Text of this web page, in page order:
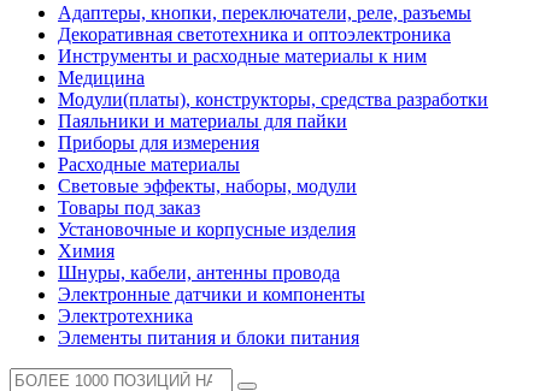
Адаптеры, кнопки, переключатели, реле, разъемы
Декоративная светотехника и оптоэлектроника
Инструменты и расходные материалы к ним
Медицина
Модули(платы), конструкторы, средства разработки
Паяльники и материалы для пайки
Приборы для измерения
Расходные материалы
Световые эффекты, наборы, модули
Товары под заказ
Установочные и корпусные изделия
Химия
Шнуры, кабели, антенны провода
Электронные датчики и компоненты
Электротехника
Элементы питания и блоки питания